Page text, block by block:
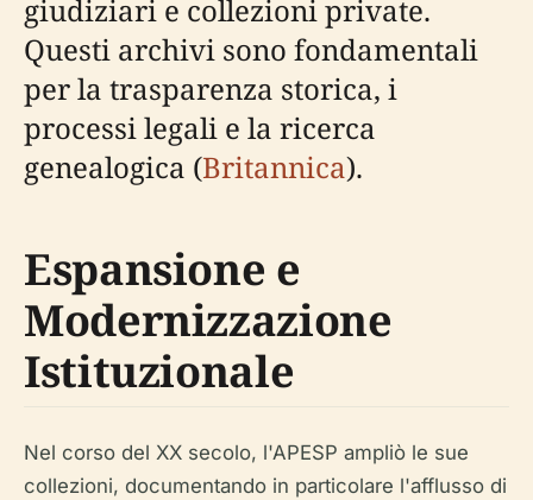
giudiziari e collezioni private.
Questi archivi sono fondamentali
per la trasparenza storica, i
processi legali e la ricerca
genealogica (Britannica).
Espansione e
Modernizzazione
Istituzionale
Nel corso del XX secolo, l'APESP ampliò le sue
collezioni, documentando in particolare l'afflusso di